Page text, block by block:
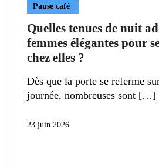
Pause café
Quelles tenues de nuit
femmes élégantes pour
chez elles ?
Dès que la porte se referme
journée, nombreuses sont
23 juin 2026